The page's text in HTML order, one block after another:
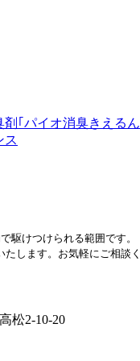
駆けつけられる範囲です。
します。お気軽にご相談く
松2-10-20